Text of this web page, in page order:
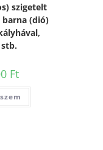
szigetelt
(dió)
Ft